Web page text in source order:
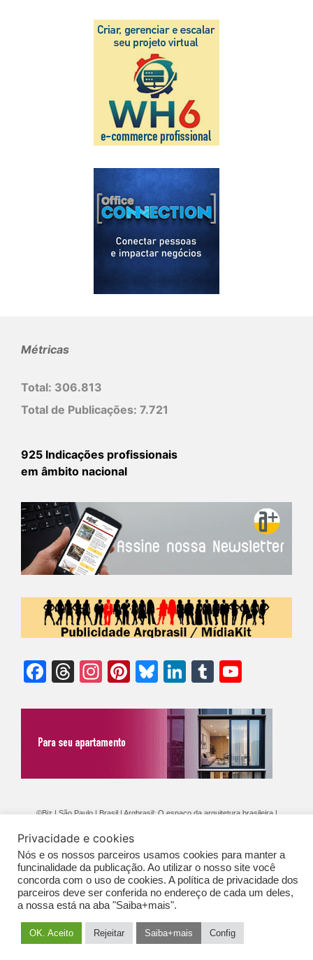
Métricas
Total: 306.813
Total de Publicações: 7.721
925 Indicações profissionais
em âmbito nacional
Facebook
Threads
Instagram
Pinterest
Bluesky
LinkedIn
Tumblr
©Biz | São Paulo | Brasil | Arqbrasil: O espaço da arquitetura brasileira |
Expediente | Newsletter
GERAIS DE PUBLICAÇÃO (CGP)
Privacidade e cookies
Nós e os nossos parceiros usamos cookies para manter a
funcinalidade da publicação. Ao utilizar o nosso site você
concorda com o uso de cookies. A política de privacidade dos
parceiros deve ser conferida no endereço de cada um deles,
a nossa está na aba "Saiba+mais".
OK. Aceito Rejeitar Saiba+mais Config